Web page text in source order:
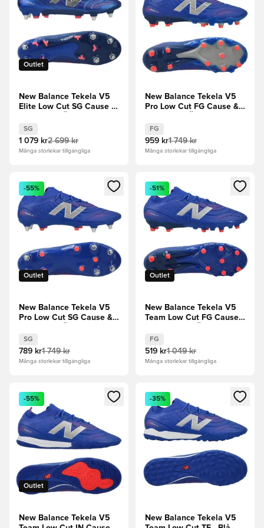
Outlet
New Balance Tekela V5
Elite Low Cut SG Cause &
SG
1 079 kr2 699 kr
Många storlekar tillgängliga
New Balance Tekela V5
Pro Low Cut FG Cause &
FG
959 kr1 749 kr
Många storlekar tillgängliga
Öppnar en Modal för att logga in eller registrera dig som
Outlet
-55%
New Balance Tekela V5
Pro Low Cut SG Cause &
SG
789 kr1 749 kr
Många storlekar tillgängliga
Öppnar en Modal för att
Outlet
-51%
New Balance Tekela V5
Team Low Cut FG Cause
FG
519 kr1 049 kr
Många storlekar tillgängliga
Öppnar en Modal för att logga in eller registrera dig som
Outlet
-55%
New Balance Tekela V5
Öppnar en Modal för att
-35%
New Balance Tekela V5